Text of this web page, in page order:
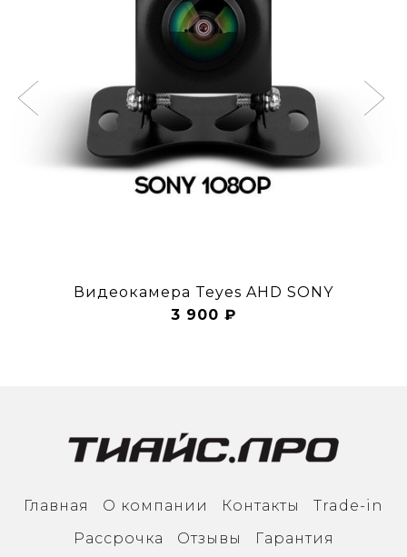
Видеокамера Teyes AHD SONY
3 900 ₽
Главная О компании Контакты
Trade-in
Рассрочка
Отзывы Гарантия